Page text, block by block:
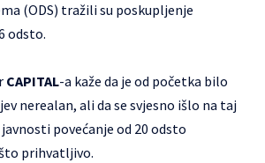
(ODS) tražili su poskupljenje
odsto.
CAPITAL-a kaže da je od početka bilo
nerealan, ali da se svjesno išlo na taj
povećanje od 20 odsto
prihvatljivo.